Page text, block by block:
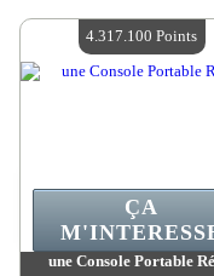
Quantité Disponible :
une Console Portable
ÇA
4.317.100 Points